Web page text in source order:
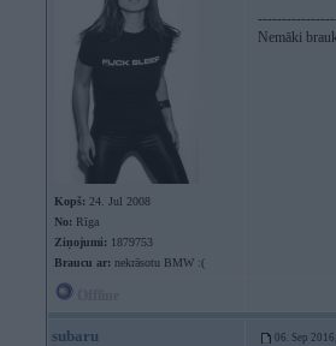
Kopš: 24. Jul 2008
No: Rīga
Ziņojumi: 1879753
Braucu ar: nekrāsotu BMW :(
Nemāki
subaru 06. Sep